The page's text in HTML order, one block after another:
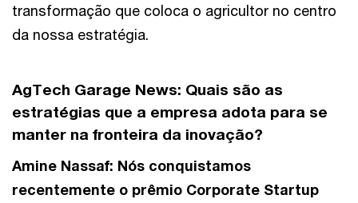
transformação que coloca o agricultor no centro
da nossa estratégia.
AgTech Garage News: Quais são as
estratégias que a empresa adota para se
manter na fronteira da inovação?
Amine Nassaf: Nós conquistamos
recentemente o prêmio Corporate Startup